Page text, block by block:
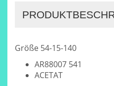
Größe 54-15-140
AR88007 541
ACETAT